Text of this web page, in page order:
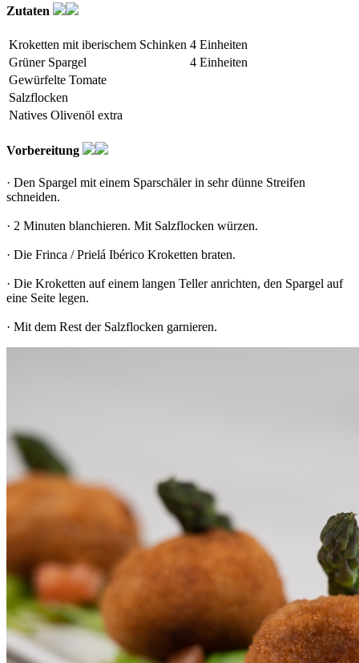
Zutaten
Kroketten mit iberischem Schinken 4 Einheiten
Grüner Spargel
4 Einheiten
Gewürfelte Tomate
Salzflocken
Natives Olivenöl extra
Vorbereitung
· Den Spargel mit einem Sparschäler in sehr dünne Streifen
schneiden.
· 2 Minuten blanchieren. Mit Salzflocken würzen.
· Die Frinca / Prielá Ibérico Kroketten braten.
· Die Kroketten auf einem langen Teller anrichten, den Spargel auf
eine Seite legen.
· Mit dem Rest der Salzflocken garnieren.